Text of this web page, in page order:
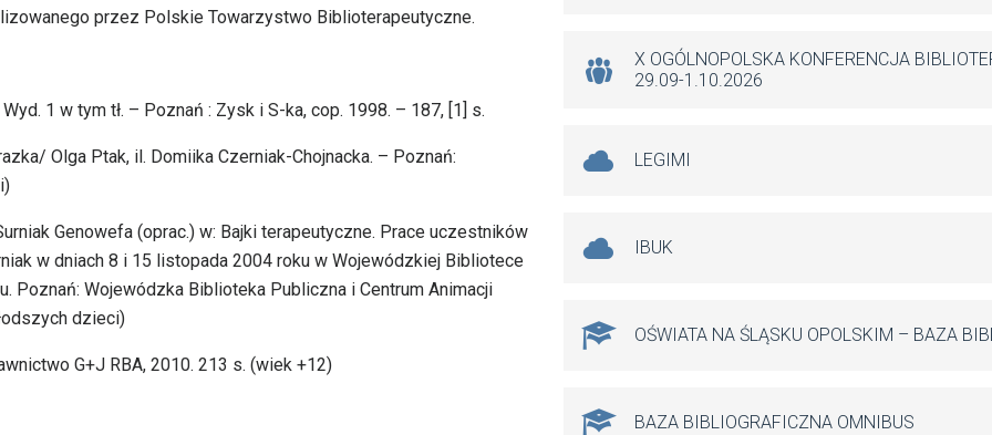
przez Polskie Towarzystwo Biblioterapeutyczne.
1 w tym tł. – Poznań : Zysk i S-ka, cop. 1998. – 187, [1] s.
Olga Ptak, il. Domiika Czerniak-Chojnacka. – Poznań:
Genowefa (oprac.) w: Bajki terapeutyczne. Prace uczestników
w dniach 8 i 15 listopada 2004 roku w Wojewódzkiej Bibliotece
Poznań: Wojewódzka Biblioteka Publiczna i Centrum Animacji
dzieci)
G+J RBA, 2010. 213 s. (wiek +12)
X OGÓLNOPOLSKA KONFERENCJA
29.09-1.10.2026
LEGIMI
IBUK
OŚWIATA NA ŚLĄSKU OPOLSKIM – BAZA
BAZA BIBLIOGRAFICZNA OMNIBUS